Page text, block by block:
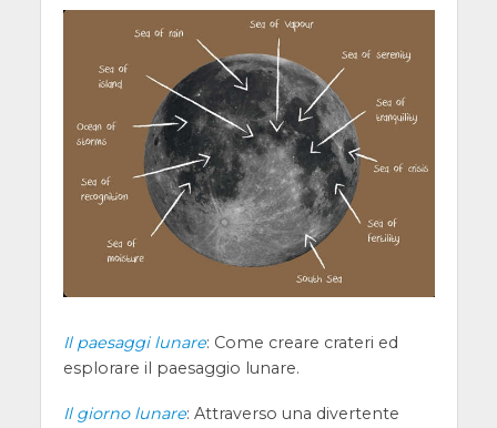
Il paesaggi lunare: Come creare crateri ed
esplorare il paesaggio lunare.
Il giorno lunare: Attraverso una divertente